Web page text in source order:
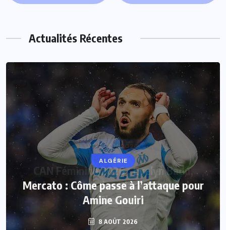
Actualités Récentes
ALGÉRIE
Mercato : Côme passe à l’attaque pour
Amine Gouiri
8 AOÛT 2026